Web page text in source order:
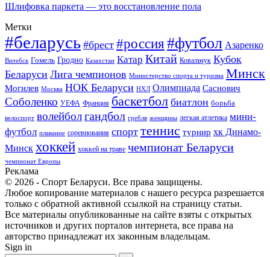
Шлифовка паркета — это восстановление пола
Метки
#беларусь #брест #россия#футбол Азаренко
Витебск Гомель Гродно Казахстан Катар Китай Ковальчук Кубок
Беларуси Лига чемпионов Министерство спорта и туризма Минск
Могилев Москва НОК Беларуси НХЛ Олимпиада Саснович
Соболенко УЕФА Франция баскетбол биатлон борьба
велоспорт волейболгандбол гребля женщины легкая атлетика мини-
футбол плавание соревнования спорт теннис турнир хк Динамо-
Минск хоккей хоккей на траве чемпионат Беларуси
чемпионат Европы
Реклама
© 2026 - Спорт Беларуси. Все права защищены.
Любое копирование материалов с нашего ресурса разрешается
только с обратной активной ссылкой на страницу статьи.
Все материалы опубликованные на сайте взяты с открытых
источников и других порталов интернета, все права на
авторство принадлежат их законным владельцам.
Sign in